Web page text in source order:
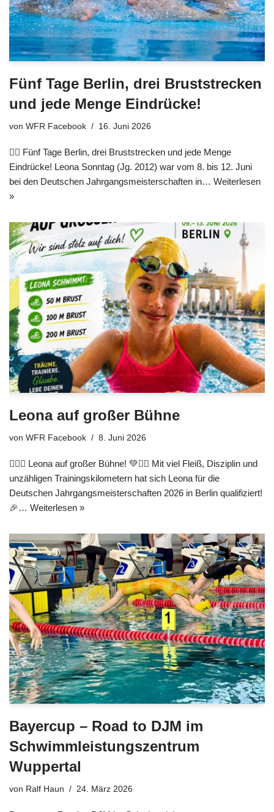
Fünf Tage Berlin, drei Bruststrecken
und jede Menge Eindrücke!
von WFR Facebook 16. Juni 2026
🏊‍♀️ Fünf Tage Berlin, drei Bruststrecken und jede Menge
Eindrücke! Leona Sonntag (Jg. 2012) war vom 8. bis 12. Juni
bei den Deutschen Jahrgangsmeisterschaften in… Weiterlesen
»
Leona auf großer Bühne
von WFR Facebook 8. Juni 2026
🏊‍♀️💚 Leona auf großer Bühne! 💚🏊‍♀️ Mit viel Fleiß, Disziplin und
unzähligen Trainingskilometern hat sich Leona für die
Deutschen Jahrgangsmeisterschaften 2026 in Berlin qualifiziert!
🎉… Weiterlesen »
Bayercup – Road to DJM im
Schwimmleistungszentrum
Wuppertal
von Ralf Haun 24. März 2026